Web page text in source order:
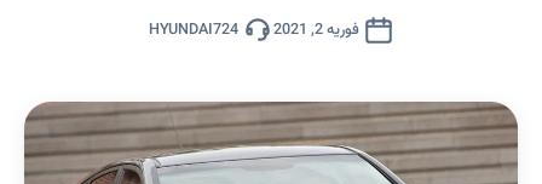
فوریه 2, 2021 HYUNDAI724